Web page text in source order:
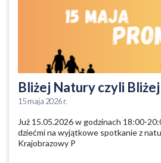
Bliżej Natury czyli Bliżej
15 maja 2026 r.
Już 15.05.2026 w godzinach 18:00-
dziećmi na wyjątkowe spotkanie z
Krajobrazowy P